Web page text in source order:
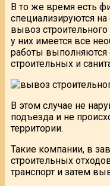
В то же время есть
специализируются на
вывоз
у них имеется все
работы
строительных и
В этом случае не
подъезда и не
территории.
Такие компании, в
строительных
транспорт и затем